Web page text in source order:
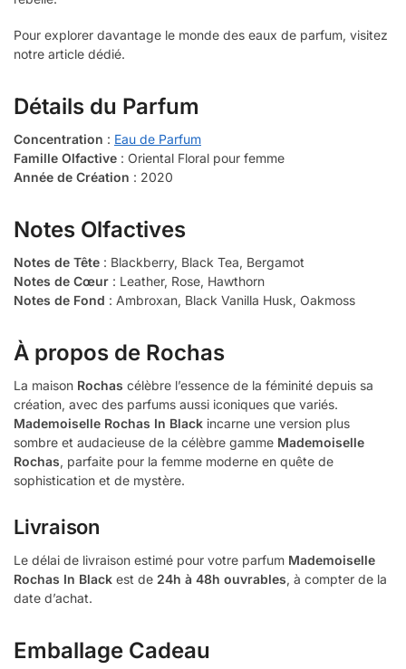
Pour explorer davantage le monde des eaux de parfum, visitez
notre article dédié.
Détails du Parfum
Concentration : Eau de Parfum
Famille Olfactive : Oriental Floral pour femme
Année de Création : 2020
Notes Olfactives
Notes de Tête : Blackberry, Black Tea, Bergamot
Notes de Cœur : Leather, Rose, Hawthorn
Notes de Fond : Ambroxan, Black Vanilla Husk, Oakmoss
À propos de Rochas
La maison Rochas célèbre l’essence de la féminité depuis sa
création, avec des parfums aussi iconiques que variés.
Mademoiselle Rochas In Black incarne une version plus
sombre et audacieuse de la célèbre gamme Mademoiselle
Rochas, parfaite pour la femme moderne en quête de
sophistication et de mystère.
Livraison
Le délai de livraison estimé pour votre parfum Mademoiselle
Rochas In Black est de 24h à 48h ouvrables, à compter de la
date d’achat.
Emballage Cadeau